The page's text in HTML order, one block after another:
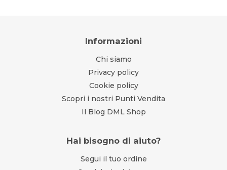
Informazioni
Chi siamo
Privacy policy
Cookie policy
Scopri i nostri Punti Vendita
Il Blog DML Shop
Hai bisogno di aiuto?
Segui il tuo ordine